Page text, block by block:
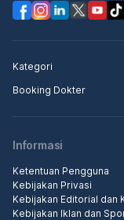
Kategori
Booking Dokter
Informasi
Ketentuan Pengguna
Kebijakan Privasi
Kebijakan Editorial dan
Kebijakan Iklan dan